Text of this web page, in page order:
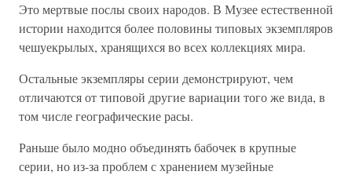
Это мертвые послы своих народов. В Музее естественной
истории находится более половины типовых экземпляров
чешуекрылых, хранящихся во всех коллекциях мира.
Остальные экземпляры серии демонстрируют, чем
отличаются от типовой другие вариации того же вида, в
том числе географические расы.
Раньше было модно объединять бабочек в крупные
серии, но из-за проблем с хранением музейные